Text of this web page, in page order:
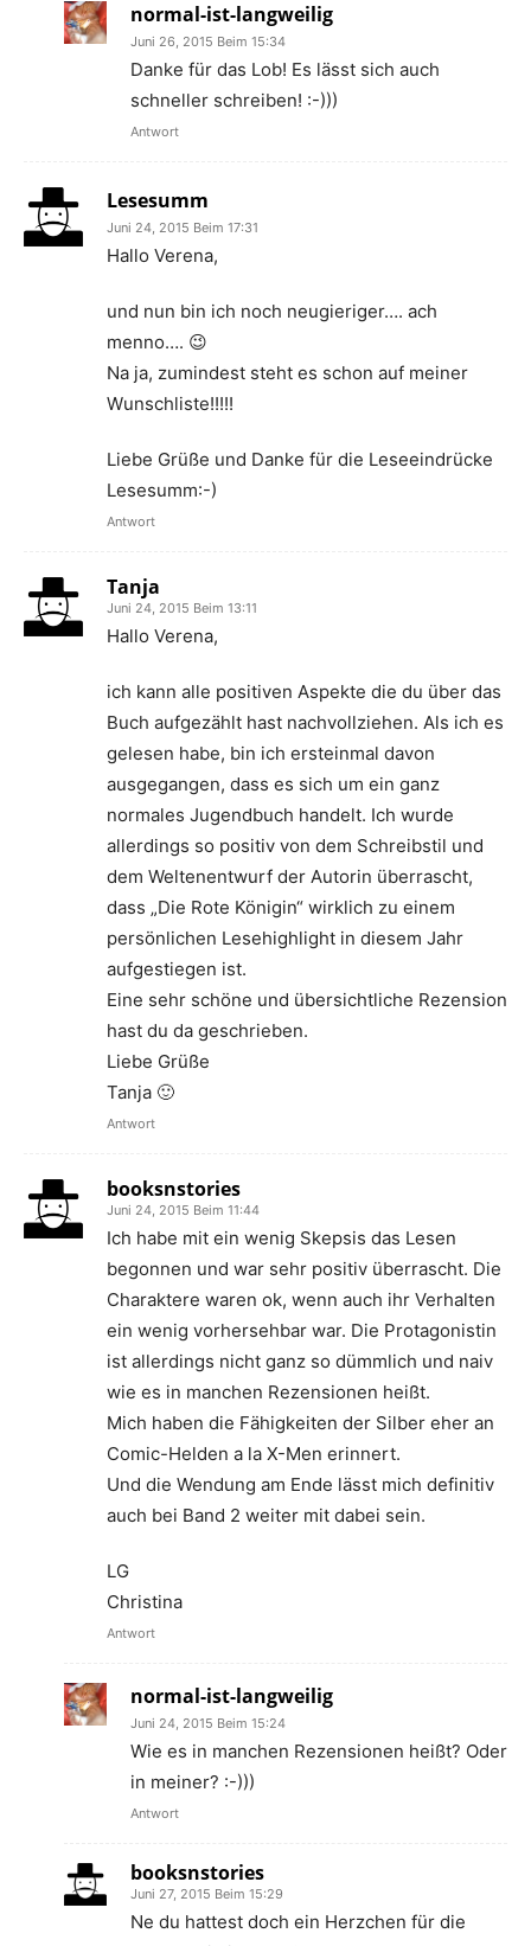
normal-ist-langweilig
Juni 26, 2015 Beim 15:34
Danke für das Lob! Es lässt sich auch
schneller schreiben! :-)))
Antwort
Lesesumm
Juni 24, 2015 Beim 17:31
Hallo Verena,
und nun bin ich noch neugieriger…. ach
menno…. 😉
Na ja, zumindest steht es schon auf meiner
Wunschliste!!!!!
Liebe Grüße und Danke für die Leseeindrücke
Lesesumm:-)
Antwort
Tanja
Juni 24, 2015 Beim 13:11
Hallo Verena,
ich kann alle positiven Aspekte die du über das
Buch aufgezählt hast nachvollziehen. Als ich es
gelesen habe, bin ich ersteinmal davon
ausgegangen, dass es sich um ein ganz
normales Jugendbuch handelt. Ich wurde
allerdings so positiv von dem Schreibstil und
dem Weltenentwurf der Autorin überrascht,
dass „Die Rote Königin“ wirklich zu einem
persönlichen Lesehighlight in diesem Jahr
aufgestiegen ist.
Eine sehr schöne und übersichtliche Rezension
hast du da geschrieben.
Liebe Grüße
Tanja 🙂
Antwort
booksnstories
Juni 24, 2015 Beim 11:44
Ich habe mit ein wenig Skepsis das Lesen
begonnen und war sehr positiv überrascht. Die
Charaktere waren ok, wenn auch ihr Verhalten
ein wenig vorhersehbar war. Die Protagonistin
ist allerdings nicht ganz so dümmlich und naiv
wie es in manchen Rezensionen heißt.
Mich haben die Fähigkeiten der Silber eher an
Comic-Helden a la X-Men erinnert.
Und die Wendung am Ende lässt mich definitiv
auch bei Band 2 weiter mit dabei sein.
LG
Christina
Antwort
normal-ist-langweilig
Juni 24, 2015 Beim 15:24
Wie es in manchen Rezensionen heißt? Oder
in meiner? :-)))
Antwort
booksnstories
Juni 27, 2015 Beim 15:29
Ne du hattest doch ein Herzchen für die